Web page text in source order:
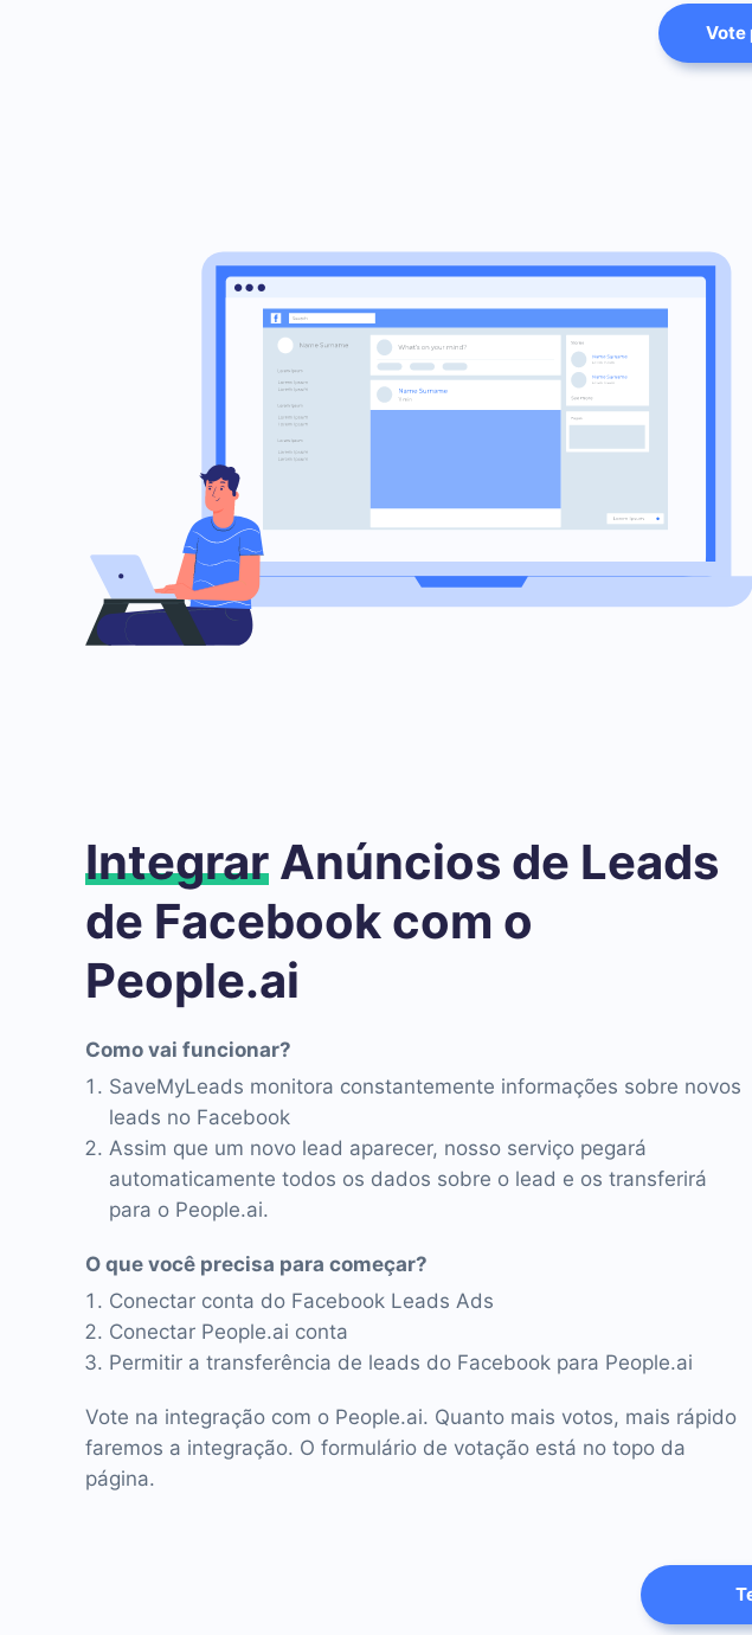
Vote
Integrar Anúncios de Leads
de Facebook com o
People.ai
Como vai funcionar?
SaveMyLeads monitora constantemente informações sobre novos
leads no Facebook
Assim que um novo lead aparecer, nosso serviço pegará
automaticamente todos os dados sobre o lead e os transferirá
para o People.ai.
O que você precisa para começar?
Conectar conta do Facebook Leads Ads
Conectar People.ai conta
Permitir a transferência de leads do Facebook para People.ai
Vote na integração com o People.ai. Quanto mais votos, mais rápido
faremos a integração. O formulário de votação está no topo da
página.